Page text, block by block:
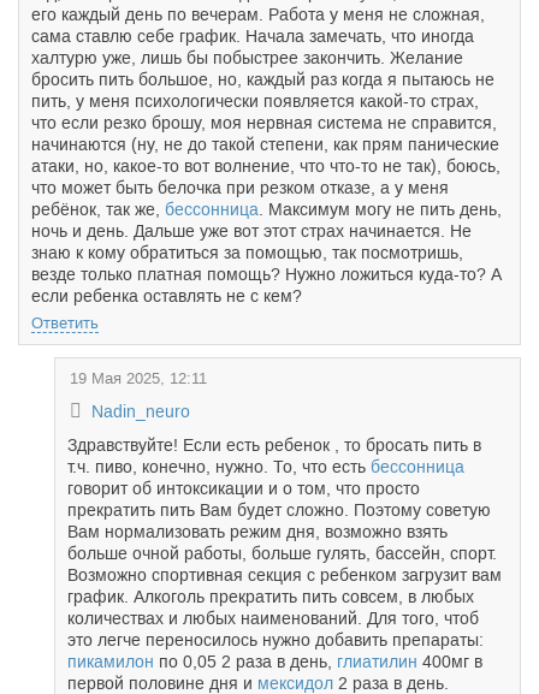
его каждый день по вечерам. Работа у меня не сложная,
сама ставлю себе график. Начала замечать, что иногда
халтурю уже, лишь бы побыстрее закончить. Желание
бросить пить большое, но, каждый раз когда я пытаюсь не
пить, у меня психологически появляется какой-то страх,
что если резко брошу, моя нервная система не справится,
начинаются (ну, не до такой степени, как прям панические
атаки, но, какое-то вот волнение, что что-то не так), боюсь,
что может быть белочка при резком отказе, а у меня
ребёнок, так же, бессонница . Максимум могу не пить день,
ночь и день. Дальше уже вот этот страх начинается. Не
знаю к кому обратиться за помощью, так посмотришь,
везде только платная помощь? Нужно ложиться куда-то? А
если ребенка оставлять не с кем?
Ответить
19 Мая 2025, 12:11
Nadin_neuro
Здравствуйте! Если есть ребенок , то бросать пить в
т.ч. пиво, конечно, нужно. То, что есть бессонница
говорит об интоксикации и о том, что просто
прекратить пить Вам будет сложно. Поэтому советую
Вам нормализовать режим дня, возможно взять
больше очной работы, больше гулять, бассейн, спорт.
Возможно спортивная секция с ребенком загрузит вам
график. Алкоголь прекратить пить совсем, в любых
количествах и любых наименований. Для того, чтоб
это легче переносилось нужно добавить препараты:
пикамилон по 0,05 2 раза в день, глиатилин 400мг в
первой половине дня и мексидол 2 раза в день.